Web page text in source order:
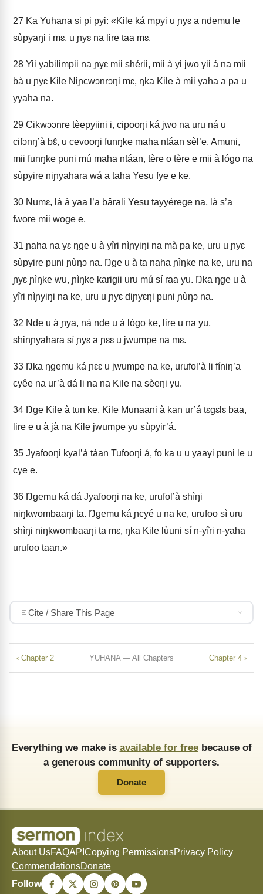
27 Ka Yuhana si pi pyi: «Kile ká mpyi u ɲyɛ a ndemu le
sùpyaŋi i mɛ, u ɲyɛ na lire taa mɛ.
28 Yii yabilimpii na ɲyɛ mii shérii, mii à yi jwo yii á na mii
bà u ɲyɛ Kile Niɲcwɔnrɔŋi mɛ, ŋka Kile à mii yaha a pa u
yyaha na.
29 Cikwɔɔnre tèepyiini i, cipooŋi ká jwo na uru ná u
cifɔnŋ’à bɛ̂, u cevooŋi funŋke maha ntáan sèl’e. Amuni,
mii funŋke puni mú maha ntáan, tère o tère e mii à lógo na
sùpyire niɲyahara wá a taha Yesu fye e ke.
30 Numɛ, là à yaa l’a bârali Yesu tayyérege na, là s’a
fwore mii woge e,
31 ɲaha na yɛ ŋge u à yîri nìɲyiŋi na mà pa ke, uru u ɲyɛ
sùpyire puni ɲùŋɔ na. Ŋge u à ta naha ɲìŋke na ke, uru na
ɲyɛ ɲìŋke wu, ɲìŋke karigii uru mú sí raa yu. Ŋka ŋge u à
yîri nìɲyiŋi na ke, uru u ɲyɛ diɲyɛŋi puni ɲùŋɔ na.
32 Nde u à ɲya, ná nde u à lógo ke, lire u na yu,
shinɲyahara sí ɲyɛ a ɲɛɛ u jwumpe na mɛ.
33 Ŋka ŋgemu ká ɲɛɛ u jwumpe na ke, urufol’à li fíniŋ’a
cyêe na ur’à dá li na na Kile na sèeŋi yu.
34 Ŋge Kile à tun ke, Kile Munaani à kan ur’á tɛgɛlɛ baa,
lire e u à jà na Kile jwumpe yu sùpyir’á.
35 Jyafooŋi kyal’à táan Tufooŋi á, fo ka u u yaayi puni le u
cye e.
36 Ŋgemu ká dá Jyafooŋi na ke, urufol’à shìŋi
niŋkwombaaŋi ta. Ŋgemu ká ɲcyé u na ke, urufoo sì uru
shìŋi niŋkwombaaŋi ta mɛ, ŋka Kile lùuni sí n‑yîri n‑yaha
urufoo taan.»
Cite / Share This Page
‹ Chapter 2 YUHANA — All Chapters Chapter 4 ›
Everything we make is available for freebecause of
a generous community of supporters.
Donate
About UsFAQAPI Copying PermissionsPrivacy Policy
CommendationsDonate
Follow